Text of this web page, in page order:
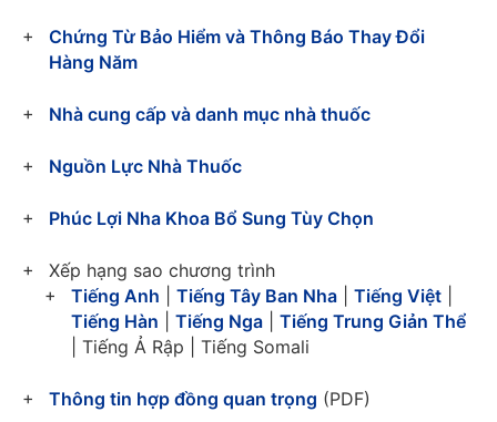
Chứng Từ Bảo Hiểm và Thông Báo Thay Đổi
Hàng Năm
Nhà cung cấp và danh mục nhà thuốc
Nguồn Lực Nhà Thuốc
Phúc Lợi Nha Khoa Bổ Sung Tùy Chọn
Xếp hạng sao chương trình
Tiếng Anh
Tiếng Tây Ban Nha Tiếng Việt
Tiếng Hàn
Tiếng Nga
Tiếng Trung Giản Thể
| Tiếng Ả Rập | Tiếng Somali
Thông tin hợp đồng quan trọng (PDF)